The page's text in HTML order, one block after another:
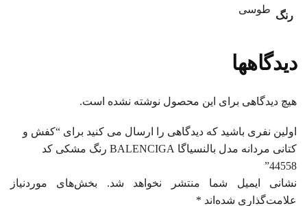
رنگ
طوسی
دیدگاهها
هیچ دیدگاهی برای این محصول نوشته نشده است.
اولین نفری باشید که دیدگاهی را ارسال می کنید برای “کفش و
کتانی مردانه مدل بالنسیاگا BALENCIGA رنگ مشکی کد
44558”
نشانی ایمیل شما منتشر نخواهد شد.
بخش‌های موردنیاز
علامت‌گذاری شده‌اند *